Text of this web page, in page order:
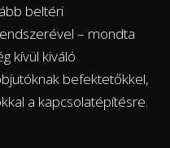
beltéri
– mondta
kívül kiváló
befektetőkkel,
a kapcsolatépítésre.